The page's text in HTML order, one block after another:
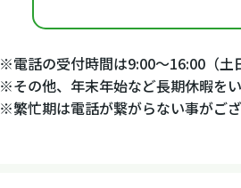
※電話の受付時間は9:00～16:00（土
※その他、年末年始など長期休暇を
※繁忙期は電話が繋がらない事がご